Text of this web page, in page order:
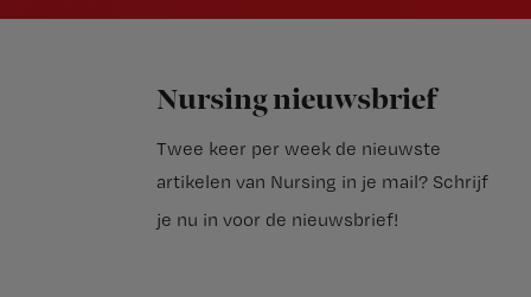
Nursing nieuwsbrief
Twee keer per week de nieuwste
artikelen van Nursing in je mail? Schrijf
je nu in voor de nieuwsbrief!